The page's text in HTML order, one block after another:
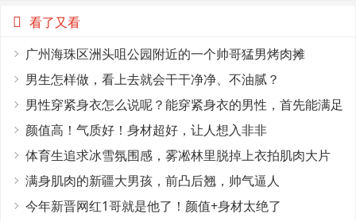
看了又看
广州海珠区洲头咀公园附近的一个帅哥猛男烤肉摊
男生怎样做，看上去就会干干净净、不油腻？
男性穿紧身衣怎么说呢？能穿紧身衣的男性，首先能满足
这4个条件
颜值高！气质好！身材超好，让人想入非非
体育生追求冰雪氛围感，雾凇林里脱掉上衣拍肌肉大片
满身肌肉的新疆大男孩，前凸后翘，帅气逼人
今年新晋网红1哥就是他了！颜值+身材太绝了